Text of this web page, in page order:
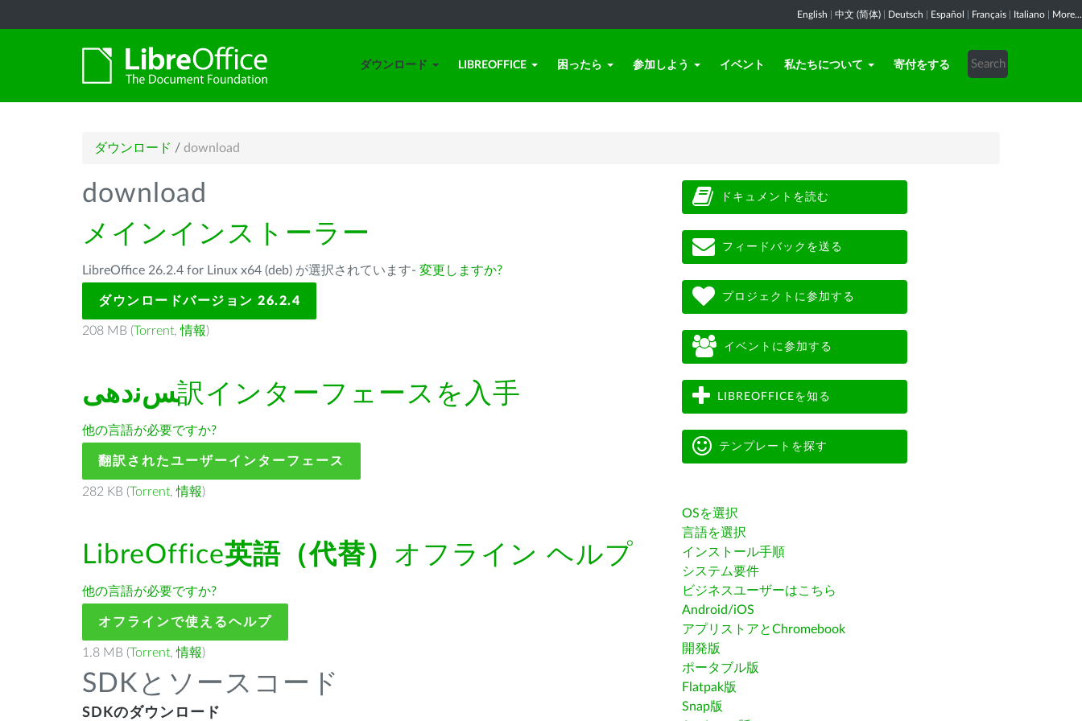
English 中文 (简体) Deutsch Español Français Italiano More...
ダウンロード LIBREOFFICE 困ったら 参加しよう イベント 私たちについて 寄付をする
ダウンロード / download
download
メインインストーラー
LibreOffice 26.2.4 for Linux x64 (deb) が選択されています- 変更しますか?
ダウンロードバージョン 26.2.4
208 MB (Torrent,情報)
ﺲﻧﺩھی訳インターフェースを入手
他の言語が必要ですか?
翻訳されたユーザーインターフェース
282 KB (Torrent,情報)
LibreOffice英語（代替） オフライン ヘルプ
他の言語が必要ですか?
オフラインで使えるヘルプ
1.8 MB (Torrent,情報)
SDKとソースコード
SDKのダウンロード
ドキュメントを読む
フィードバックを送る
プロジェクトに参加する
イベントに参加する
LIBREOFFICEを知る
テンプレートを探す
OSを選択
言語を選択
インストール手順
システム要件
ビジネスユーザーはこちら
Android/iOS
アプリストアとChromebook
開発版
ポータブル版
Flatpak版
Snap版